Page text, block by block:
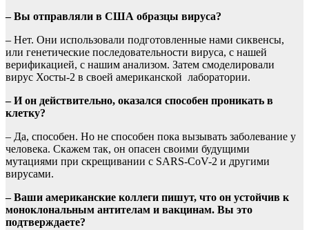
– Вы отправляли в США образцы вируса?
– Нет. Они использовали подготовленные нами сиквенсы,
или генетические последовательности вируса, с нашей
верификацией, с нашим анализом. Затем смоделировали
вирус Хосты-2 в своей американской лаборатории.
– И он действительно, оказался способен проникать в
клетку?
– Да, способен. Но не способен пока вызывать заболевание у
человека. Скажем так, он опасен своими будущими
мутациями при скрещивании с SARS-CoV-2 и другими
вирусами.
– Ваши американские коллеги пишут, что он устойчив к
моноклональным антителам и вакцинам. Вы это
подтверждаете?